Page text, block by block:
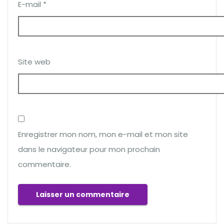
E-mail *
Site web
Enregistrer mon nom, mon e-mail et mon site
dans le navigateur pour mon prochain
commentaire.